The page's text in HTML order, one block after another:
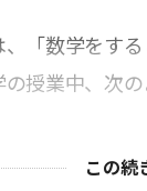
、「数学をす
授業中、次
この続